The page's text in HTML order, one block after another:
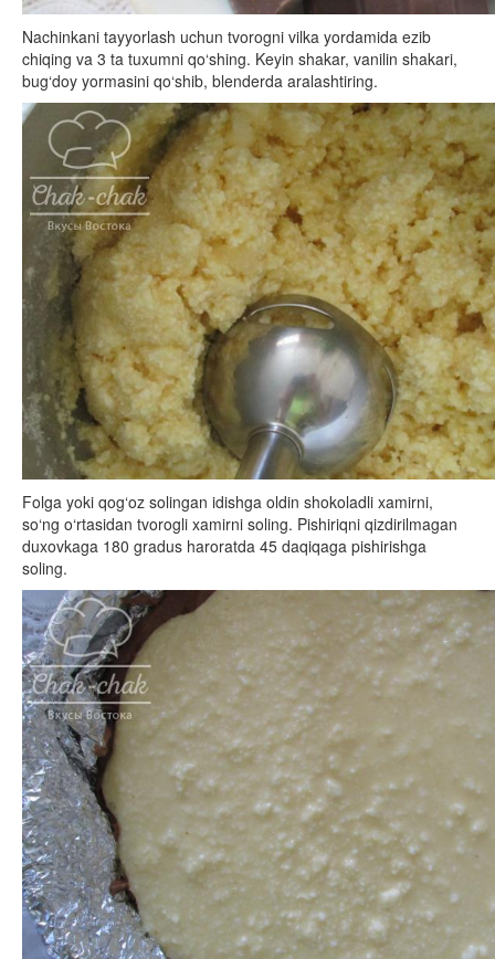
Nachinkani tayyorlash uchun tvorogni vilka yordamida ezib
chiqing va 3 ta tuxumni qo‘shing. Keyin shakar, vanilin shakari,
bug‘doy yormasini qo‘shib, blenderda aralashtiring.
Folga yoki qog‘oz solingan idishga oldin shokoladli xamirni,
so‘ng o‘rtasidan tvorogli xamirni soling. Pishiriqni qizdirilmagan
duxovkaga 180 gradus haroratda 45 daqiqaga pishirishga
soling.